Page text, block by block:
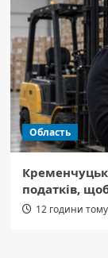
Область
податків,
12 години